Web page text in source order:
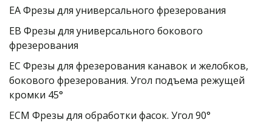
EA Фрезы для универсального фрезерования
EB Фрезы для универсального бокового
фрезерования
EC Фрезы для фрезерования канавок и желобков,
бокового фрезерования. Угол подъема режущей
кромки 45°
ECM Фрезы для обработки фасок. Угол 90°